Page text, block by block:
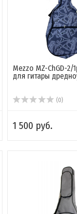
Mezzo MZ-ChGD-2/
для гитары
(0)
1 500 руб.